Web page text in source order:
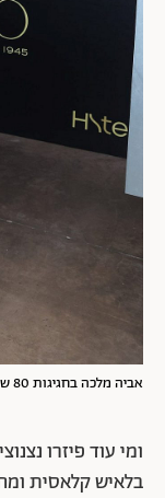
אביה מלכה בחגיגות 80 שנה של ה.שטרן | צילום: רפי דלויה
ומי עוד פיזרו
בלאיש קלאסית